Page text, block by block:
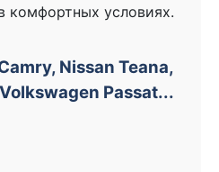
комфортных условиях.
Nissan Teana,
Volkswagen Passat...